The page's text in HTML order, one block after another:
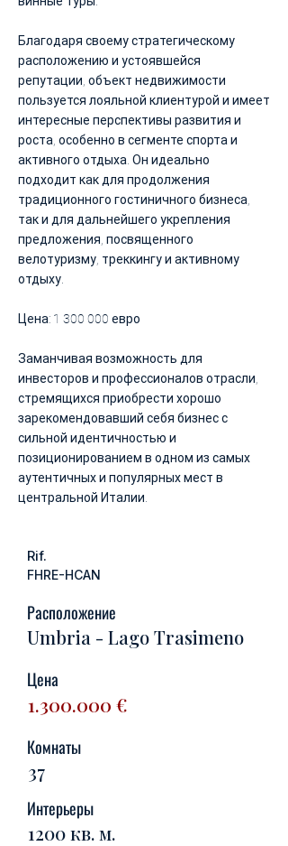
Благодаря своему стратегическому
расположению и устоявшейся
репутации, объект недвижимости
пользуется лояльной клиентурой и имеет
интересные перспективы развития и
роста, особенно в сегменте спорта и
активного отдыха. Он идеально
подходит как для продолжения
традиционного гостиничного бизнеса,
так и для дальнейшего укрепления
предложения, посвященного
велотуризму, треккингу и активному
отдыху.
Цена: 1 300 000 евро
Заманчивая возможность для
инвесторов и профессионалов отрасли,
стремящихся приобрести хорошо
зарекомендовавший себя бизнес с
сильной идентичностью и
позиционированием в одном из самых
аутентичных и популярных мест в
центральной Италии.
Rif.
FHRE-HCAN
Расположение
Umbria - Lago Trasimeno
Цена
1.300.000 €
Комнаты
37
Интерьеры
1200 кв. м.